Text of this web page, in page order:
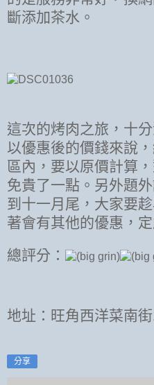
斷添加茶水。
這次的烤肉之旅，十
以優惠後的價錢來說
區內，要以原價計算
免貴了一點。另外題
到十一月尾，大家要
著會有其他的優惠，
總評分：
地址：旺角西洋菜南
分享